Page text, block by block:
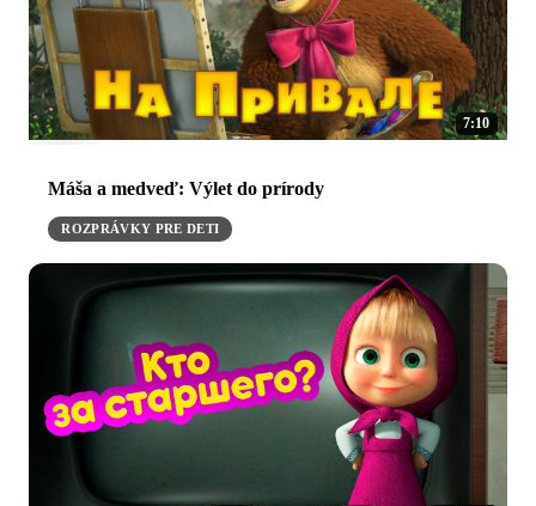
7:10
Máša a medveď: Výlet do prírody
ROZPRÁVKY PRE DETI